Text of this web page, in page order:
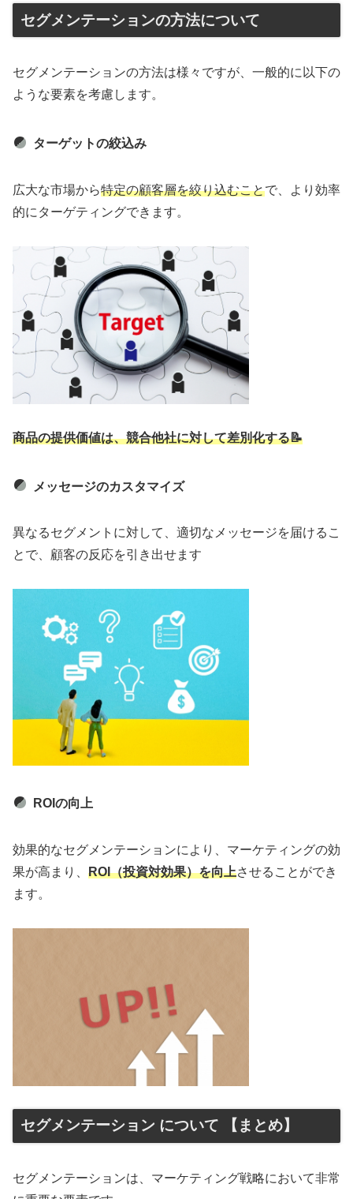
セグメンテーションの方法について
セグメンテーションの方法は様々ですが、一般的に以下の
ような要素を考慮します。
ターゲットの絞込み
広大な市場から特定の顧客層を絞り込むことで、より効率
的にターゲティングできます。
商品の提供価値は、競合他社に対して差別化する📝
メッセージのカスタマイズ
異なるセグメントに対して、適切なメッセージを届けるこ
とで、顧客の反応を引き出せます
ROIの向上
効果的なセグメンテーションにより、マーケティングの効
果が高まり、 ROI（投資対効果）を向上させることができ
ます。
セグメンテーション について 【まとめ】
セグメンテーションは、マーケティング戦略において非常